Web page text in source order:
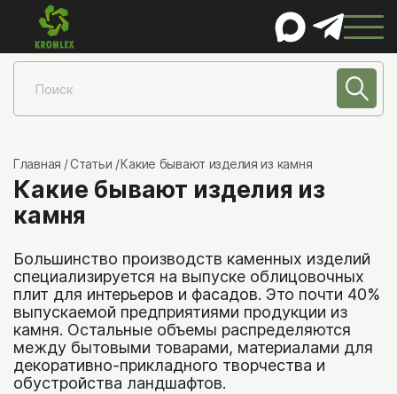
КАТАЛОГ
Натуральный камень
Песчаник
Лемезит
Златолит
Сланец
Гранит
Мрамор
Известняк
Порфирит
Главная Статьи Какие бывают изделия из камня
Какие бывают изделия из
камня
Большинство производств каменных изделий
специализируется на выпуске облицовочных
плит для интерьеров и фасадов. Это почти 40%
выпускаемой предприятиями продукции из
камня. Остальные объемы распределяются
между бытовыми товарами, материалами для
декоративно-прикладного творчества и
обустройства ландшафтов.